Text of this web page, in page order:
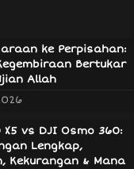
ke Perpisahan:
Bertukar
Allah
vs DJI Osmo 360:
Lengkap,
Kekurangan & Mana